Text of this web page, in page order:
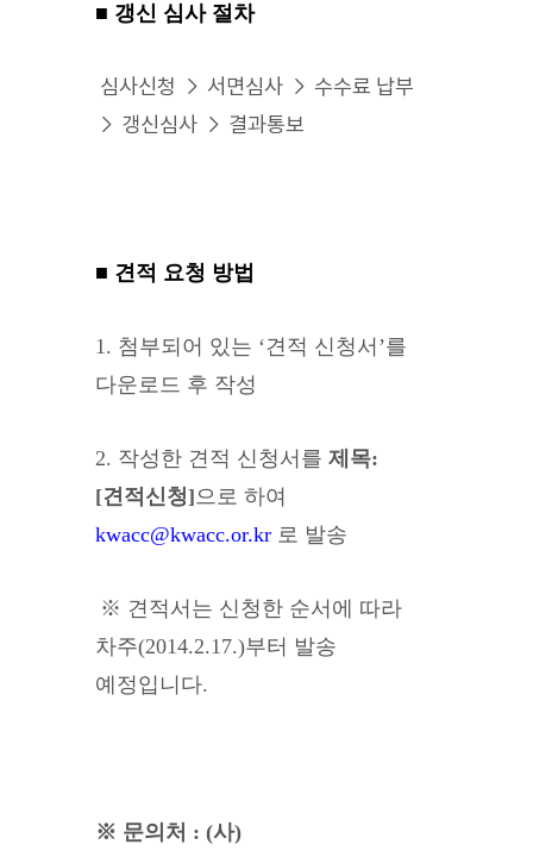
■ 갱신 심사 절차
심사신청 → 서면심사 → 수수료 납부
→ 갱신심사 → 결과통보
■ 견적 요청 방법
1. 첨부되어 있는 ‘견적 신청서’를
다운로드 후 작성
2. 작성한 견적 신청서를 제목:
[견적신청]으로 하여
kwacc@kwacc.or.kr 로 발송
※ 견적서는 신청한 순서에 따라
차주(2014.2.17.)부터 발송
예정입니다.
※ 문의처 : (사)